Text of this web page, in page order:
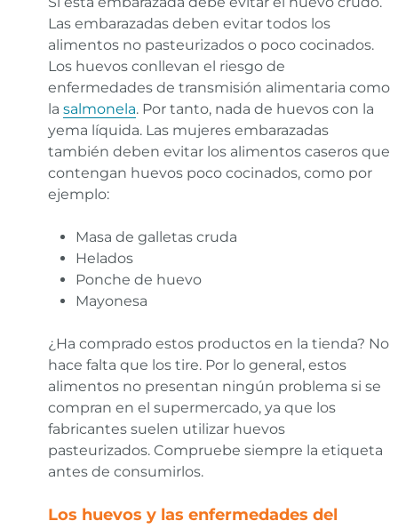
Las embarazadas deben evitar todos los
alimentos no pasteurizados o poco cocinados.
Los huevos conllevan el riesgo de
enfermedades de transmisión alimentaria como
la salmonela. Por tanto, nada de huevos con la
yema líquida. Las mujeres embarazadas
también deben evitar los alimentos caseros que
contengan huevos poco cocinados, como por
ejemplo:
Masa de galletas cruda
Helados
Ponche de huevo
Mayonesa
¿Ha comprado estos productos en la tienda? No
hace falta que los tire. Por lo general, estos
alimentos no presentan ningún problema si se
compran en el supermercado, ya que los
fabricantes suelen utilizar huevos
pasteurizados. Compruebe siempre la etiqueta
antes de consumirlos.
Los huevos y las enfermedades del